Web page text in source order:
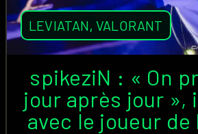
LEVIATAN,VALORANT
spikeziN : « On
jour après jour »,
avec le joueur de